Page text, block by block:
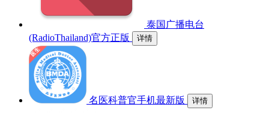
泰国广播电台
(RadioThailand)官方正版
详情
名医科普官手机最新版 详情